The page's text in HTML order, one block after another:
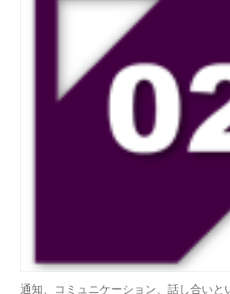
通知、コミュニケーション、話し合いと